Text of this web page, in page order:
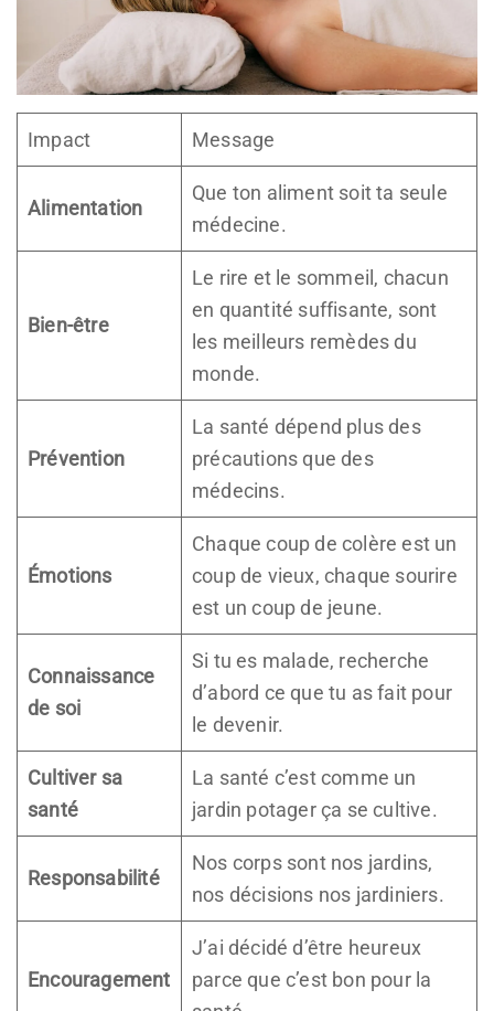
Impact Message
Alimentation
Que ton aliment soit ta seule
médecine.
Bien-être
Le rire et le sommeil, chacun
en quantité suffisante, sont
les meilleurs remèdes du
monde.
Prévention
La santé dépend plus des
précautions que des
médecins.
Émotions
Chaque coup de colère est un
coup de vieux, chaque sourire
est un coup de jeune.
Connaissance
de soi
Si tu es malade, recherche
d’abord ce que tu as fait pour
le devenir.
Cultiver sa
santé
La santé c’est comme un
jardin potager ça se cultive.
Responsabilité
Nos corps sont nos jardins,
nos décisions nos jardiniers.
Encouragement
J’ai décidé d’être heureux
parce que c’est bon pour la